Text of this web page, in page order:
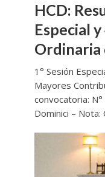
HCD:
Especial y
Ordinaria
1° Sesión
Mayores
convocatoria:
Dominici – Nota: